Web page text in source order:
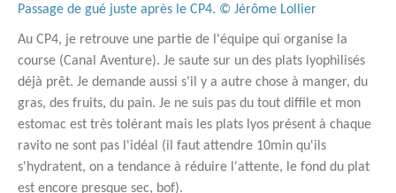
Passage de gué juste après le CP4. © Jérôme Lollier
Au CP4, je retrouve une partie de l'équipe qui organise la
course (Canal Aventure). Je saute sur un des plats lyophilisés
déjà prêt. Je demande aussi s'il y a autre chose à manger, du
gras, des fruits, du pain. Je ne suis pas du tout diffile et mon
estomac est très tolérant mais les plats lyos présent à chaque
ravito ne sont pas l'idéal (il faut attendre 10min qu'ils
s'hydratent, on a tendance à réduire l'attente, le fond du plat
est encore presque sec, bof).